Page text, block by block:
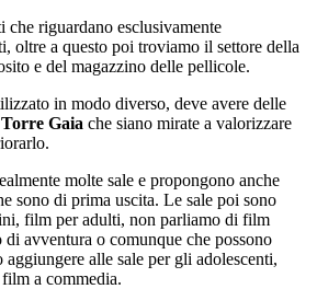
che riguardano esclusivamente
oltre a questo poi troviamo il settore della
e del magazzino delle pellicole.
in modo diverso, deve avere delle
Gaia che siano mirate a valorizzare
molte sale e propongono anche
sono di prima uscita. Le sale poi sono
film per adulti, non parliamo di film
avventura o comunque che possono
aggiungere alle sale per gli adolescenti,
a commedia.